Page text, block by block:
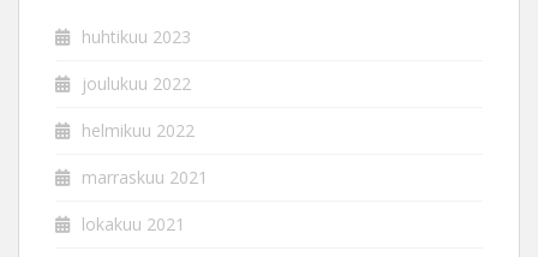
huhtikuu 2023
joulukuu 2022
helmikuu 2022
marraskuu 2021
lokakuu 2021